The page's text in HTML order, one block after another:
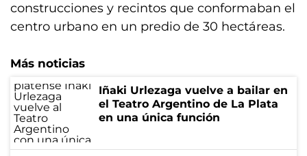
construcciones y recintos que conformaban el
centro urbano en un predio de 30 hectáreas.
Más noticias
Iñaki Urlezaga vuelve a bailar en
el Teatro Argentino de La Plata
en una única función